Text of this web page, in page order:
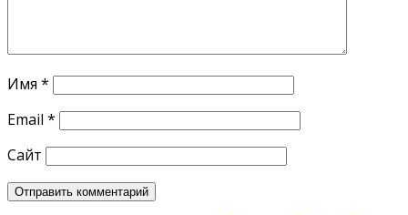
Имя *
Email *
Сайт